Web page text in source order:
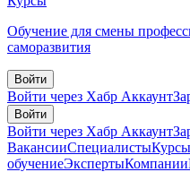
Обучение для смены
саморазвития
Войти
Войти через Хабр Аккаунт
Войти
Войти через Хабр Аккаунт
ВакансииСпециалисты
обучениеЭкспертыКомпании